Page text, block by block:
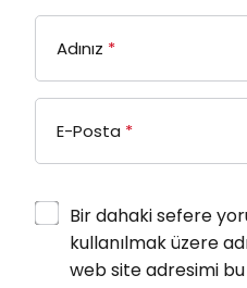
Adınız *
E-Posta *
Bir dahaki sefere
kullanılmak üzere
web site adresimi